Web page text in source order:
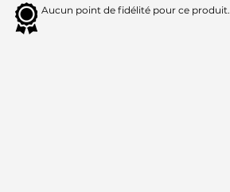
Aucun point de fidélité pour ce produit.